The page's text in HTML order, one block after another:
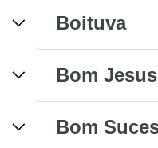
Boituva
Bom
Bom